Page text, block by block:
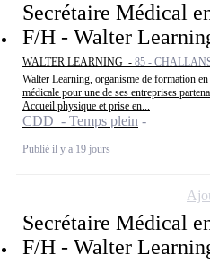
Secrétaire Médical
F/H - Walter
WALTER LEARNING - 85 -
Walter Learning, organisme de formation
médicale pour une de ses entreprises
Accueil physique et prise en...
CDD - Temps plein
Publié il y a 19 jours
Secrétaire Médical
F/H - Walter